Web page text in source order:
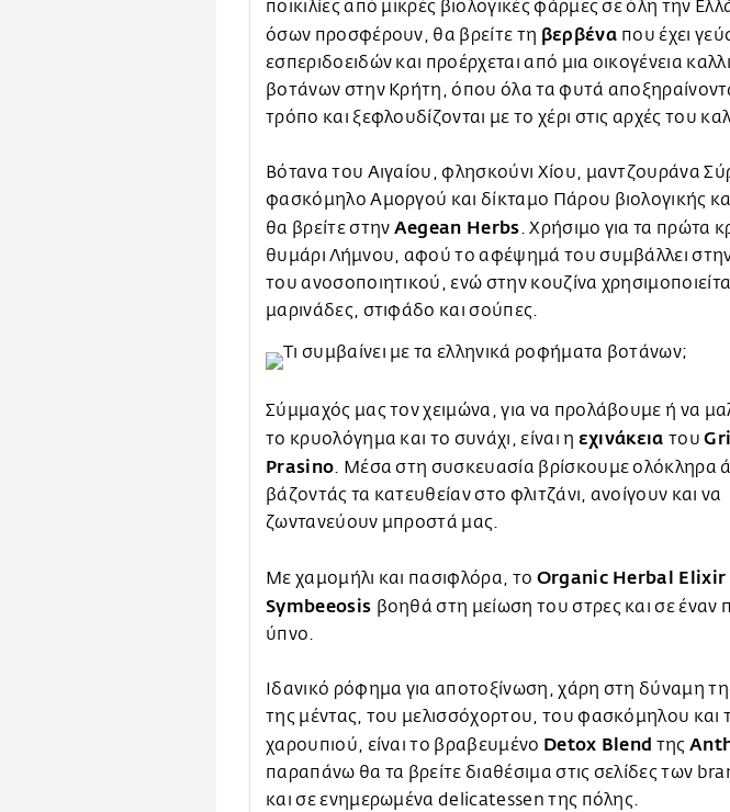
ποικιλίες από μικρές βιολογικές φάρμες σε όλη την
όσων προσφέρουν, θα βρείτε τη βερβένα που έχει
εσπεριδοειδών και προέρχεται από μια οικογένεια
βοτάνων στην Κρήτη, όπου όλα τα φυτά
τρόπο και ξεφλουδίζονται με το χέρι στις αρχές του
Βότανα του Αιγαίου, φλησκούνι Χίου, μαντζουράνα
φασκόμηλο Αμοργού και δίκταμο Πάρου βιολογικής
θα βρείτε στην Aegean Ηerbs. Χρήσιμο για τα πρώτα
θυμάρι Λήμνου, αφού το αφέψημά του συμβάλλει
του ανοσοποιητικού, ενώ στην κουζίνα
μαρινάδες, στιφάδο και σούπες.
Σύμμαχός μας τον χειμώνα, για να προλάβουμε ή να
το κρυολόγημα και το συνάχι, είναι η εχινάκειατου
Prasino. Μέσα στη συσκευασία βρίσκουμε ολόκληρα
βάζοντάς τα κατευθείαν στο φλιτζάνι, ανοίγουν και να
ζωντανεύουν μπροστά μας.
Με χαμομήλι και πασιφλόρα, το Organic Herbal Elixir
Symbeeosis βοηθά στη μείωση του στρες και σε έναν
ύπνο.
Ιδανικό ρόφημα για αποτοξίνωση, χάρη στη δύναμη
της μέντας, του μελισσόχορτου, του φασκόμηλου και
χαρουπιού, είναι το βραβευμένο Detox Blend της
παραπάνω θα τα βρείτε διαθέσιμα στις σελίδες των
και σε ενημερωμένα delicatessen της πόλης.